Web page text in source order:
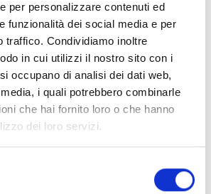
per personalizzare contenuti ed
funzionalità dei social media e per
traffico. Condividiamo inoltre
in cui utilizzi il nostro sito con i
occupano di analisi dei dati web,
i quali potrebbero combinarle
che hai fornito loro o che hanno
dei loro servizi.
psichiatri).
tra professionisti porti
. Per questo motivo sosteniamo la
il prosieguo di eventuali terapie
o familiari.
paziente possa beneficiare dei nostri